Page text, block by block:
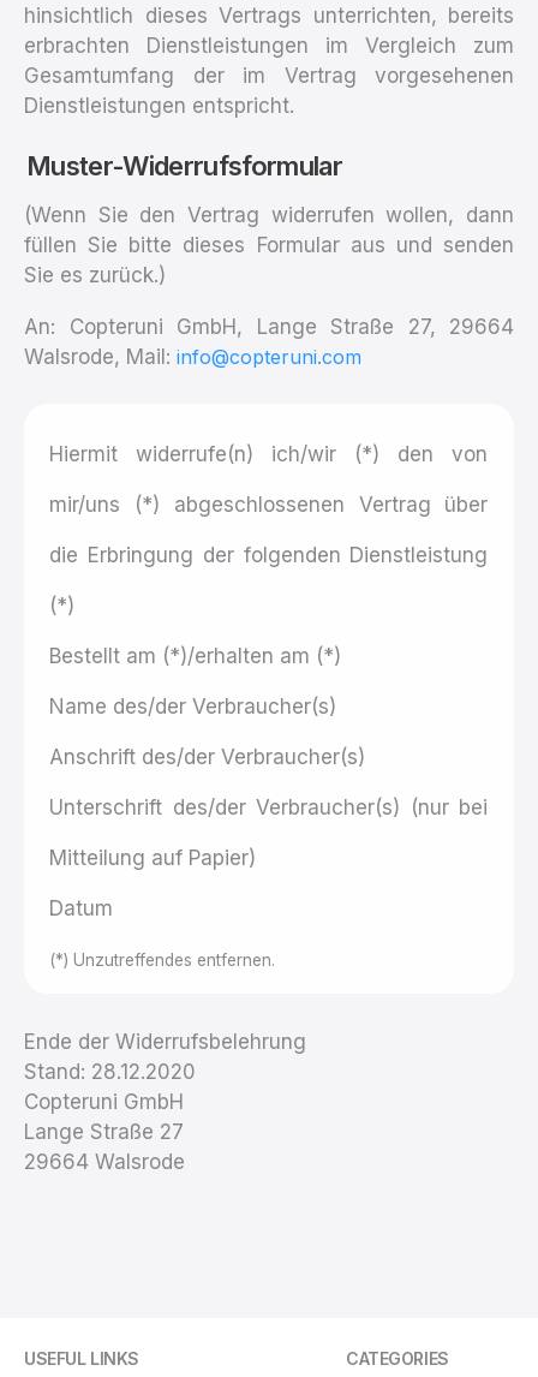
hinsichtlich dieses Vertrags unterrichten, bereits
erbrachten Dienstleistungen im Vergleich zum
Gesamtumfang der im Vertrag vorgesehenen
Dienstleistungen entspricht.
Muster-Widerrufsformular
(Wenn Sie den Vertrag widerrufen wollen, dann
füllen Sie bitte dieses Formular aus und senden
Sie es zurück.)
An: Copteruni GmbH, Lange Straße 27, 29664
Walsrode, Mail: info@copteruni.com
Hiermit widerrufe(n) ich/wir (*) den von
mir/uns (*) abgeschlossenen Vertrag über
die Erbringung der folgenden Dienstleistung
(*)‍
Bestellt am (*)/erhalten am (*)
Name des/der Verbraucher(s)
Anschrift des/der Verbraucher(s)
Unterschrift des/der Verbraucher(s) (nur bei
Mitteilung auf Papier)
Datum
(*) Unzutreffendes entfernen.
Ende der Widerrufsbelehrung
Stand: 28.12.2020
Copteruni GmbH
Lange Straße 27
29664 Walsrode
USEFUL LINKS CATEGORIES